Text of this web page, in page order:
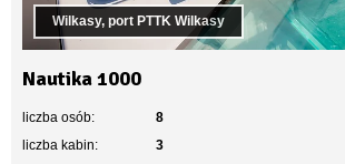
Wilkasy, port PTTK Wilkasy
Nautika 1000
liczba osób:
8
liczba kabin:
3